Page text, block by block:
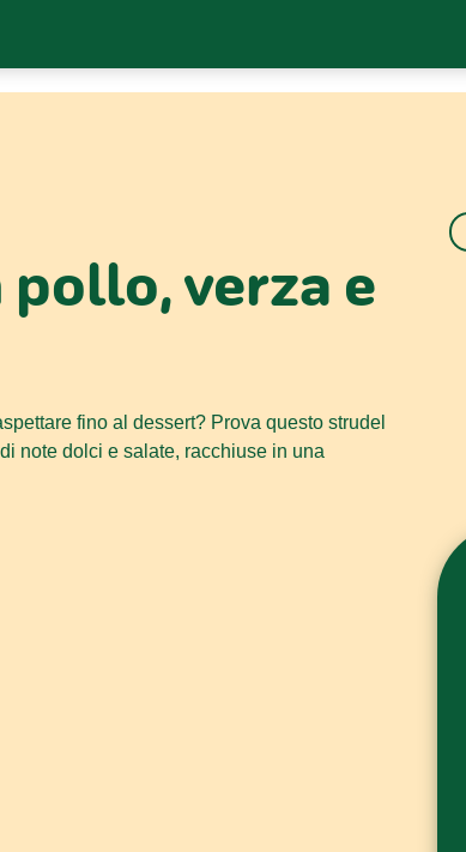
verza e
fino al dessert? Prova questo strudel
note dolci e salate, racchiuse in una